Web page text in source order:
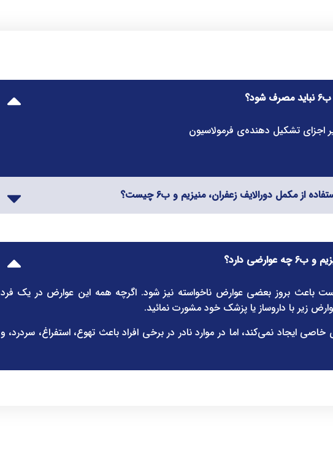
اجزای تشکیل دهنده‌ی فرمولاسیون
از مکمل دورالایف زعفران، منیزیم و ب6 چیست؟
دارد؟
است باعث بروز بعضی عوارض ناخواسته نیز شود. اگرچه همه این عوارض در یک فرد
زیر با داروساز یا پزشک خود مشورت نمائید.
ایجاد نمی‌کند، اما در موارد نادر در برخی افراد باعث تهوع، استفراغ، سردرد، و